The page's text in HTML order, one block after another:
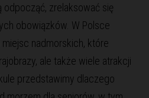
zrelaksować się
obowiązków. W Polsce
nadmorskich, które
ale także wiele atrakcji
przedstawimy dlaczego